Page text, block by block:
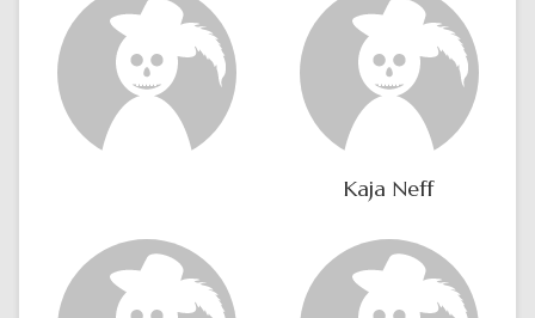
Kaja Neff